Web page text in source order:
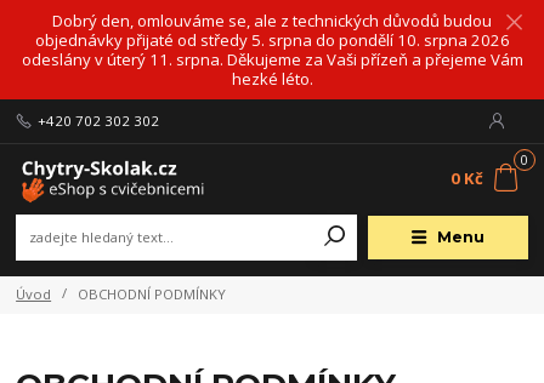
Dobrý den, omlouváme se, ale z technických důvodů budou
objednávky přijaté od středy 5. srpna do pondělí 10. srpna 2026
odeslány v úterý 11. srpna. Děkujeme za Vaši přízeň a přejeme Vám
hezké léto.
Menu
+420 702 302 302
0
0 Kč
Úvod OBCHODNÍ PODMÍNKY